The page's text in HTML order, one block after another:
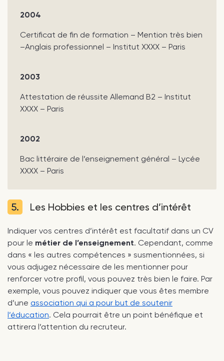
2004
Certificat de fin de formation – Mention très bien
–Anglais professionnel – Institut XXXX – Paris
2003
Attestation de réussite Allemand B2 – Institut
XXXX – Paris
2002
Bac littéraire de l’enseignement général – Lycée
XXXX – Paris
5. Les Hobbies et les centres d’intérêt
Indiquer vos centres d’intérêt est facultatif dans un CV
pour le métier de l’enseignement. Cependant, comme
dans « les autres compétences » susmentionnées, si
vous adjugez nécessaire de les mentionner pour
renforcer votre profil, vous pouvez très bien le faire. Par
exemple, vous pouvez indiquer que vous êtes membre
d’une association qui a pour but de soutenir
l’éducation. Cela pourrait être un point bénéfique et
attirera l’attention du recruteur.